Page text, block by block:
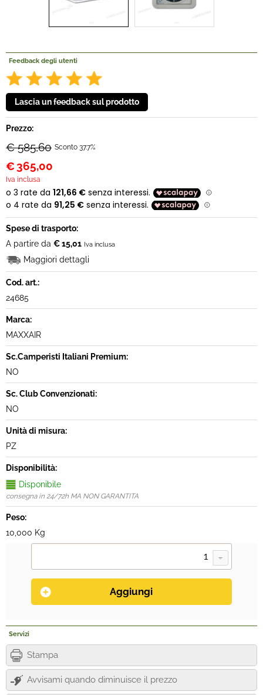
Feedback degli utenti
Prezzo:
€ 585,60 Sconto 37.7%
€ 365,00
Iva inclusa
Spese di trasporto:
A partire da € 15,01 Iva inclusa
Maggiori dettagli
Cod. art.:
24685
Marca:
MAXXAIR
Sc.Camperisti Italiani Premium:
NO
Sc. Club Convenzionati:
NO
Unità di misura:
PZ
Disponibilità:
Disponibile
consegna in 24/72h MA NON GARANTITA
Peso:
10,000 Kg
Servizi
Stampa
Avvisami quando diminuisce il prezzo